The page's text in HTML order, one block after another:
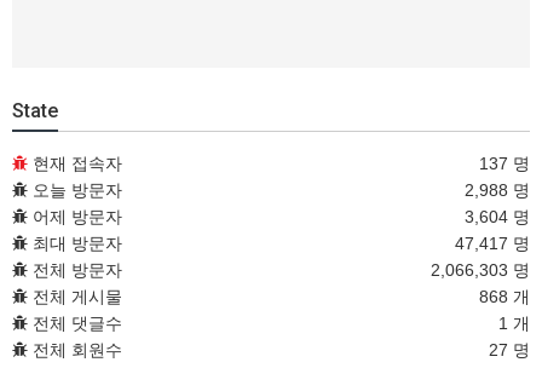
State
현재 접속자
137 명
오늘 방문자
2,988 명
어제 방문자
3,604 명
최대 방문자
47,417 명
전체 방문자
2,066,303 명
전체 게시물
868 개
전체 댓글수
1 개
전체 회원수
27 명